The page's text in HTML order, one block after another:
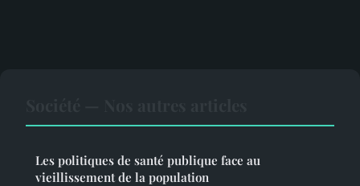
Les politiques de santé publique face au
vieillissement de la population